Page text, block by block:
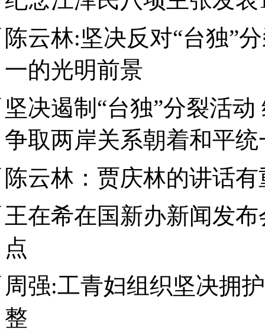
陈云林:坚决反对“台独”
一的光明前景
坚决遏制“台独”分裂活
争取两岸关系朝着和平
陈云林：贾庆林的讲话
王在希在国新办新闻发
点
周强:工青妇组织坚决拥
整